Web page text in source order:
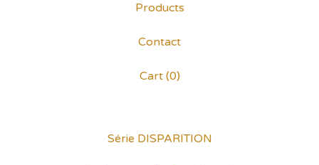
Products
Contact
Cart (0)
Série DISPARITION